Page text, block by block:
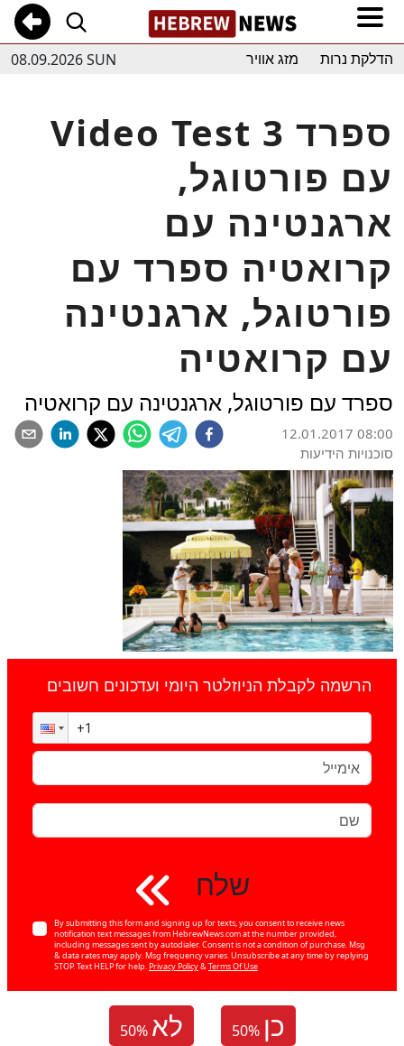
08.09.2026 SUN הדלקת נרות מזג אוויר
Video Test 3 ספרד
עם פורטוגל,
ארגנטינה עם
קרואטיה ספרד עם
פורטוגל, ארגנטינה
עם קרואטיה
ספרד עם פורטוגל, ארגנטינה עם קרואטיה
12.01.2017 08:00
סוכנויות הידיעות
הרשמה לקבלת הניוזלטר היומי ועדכונים חשובים
שלח
By submitting this form and signing up for texts, you consent to receive news
notification text messages from HebrewNews.com at the number provided,
including messages sent by autodialer. Consent is not a condition of purchase. Msg
& data rates may apply. Msg frequency varies. Unsubscribe at any time by replying
STOP. Text HELP for help.Privacy Policy&Terms Of Use
50% לא 50% כן